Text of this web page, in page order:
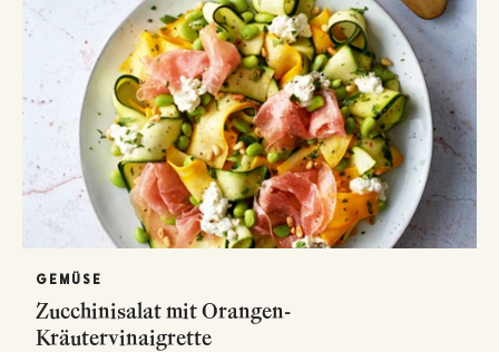
GEMÜSE
Zucchinisalat mit Orangen-
Kräutervinaigrette